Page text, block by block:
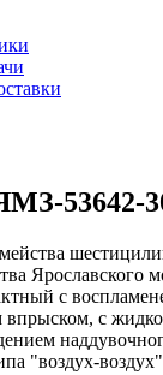
53642-
Ярославского
с
впрыском, с
"воздух-